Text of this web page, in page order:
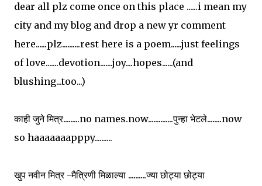
dear all plz come once on this place ......i mean my
city and my blog and drop a new yr comment
here......plz..........rest here is a poem......just feelings
of love.......devotion.......joy....hopes......(and
blushing...too...)
काही जुने मित्र.........no names.now..............पुन्हा भेटले........now
so haaaaaaapppy..........
खुप नवीन मित्र -मैत्रिणी मिळाल्या ..........ज्या छोट्या छोट्या